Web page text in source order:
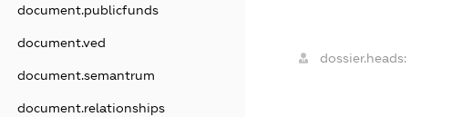
document.publicfunds
document.ved
document.semantrum
document.relationships
dossier.heads: